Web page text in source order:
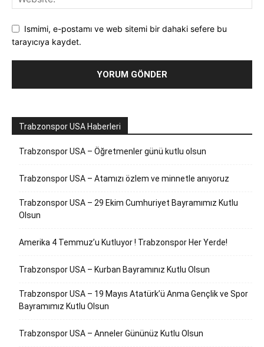
Ismimi, e-postamı ve web sitemi bir dahaki sefere bu
tarayıcıya kaydet.
Trabzonspor USA Haberleri
Trabzonspor USA – Öğretmenler günü kutlu olsun
Trabzonspor USA – Atamızı özlem ve minnetle anıyoruz
Trabzonspor USA – 29 Ekim Cumhuriyet Bayramımız Kutlu
Olsun
Amerika 4 Temmuz’u Kutluyor ! Trabzonspor Her Yerde!
Trabzonspor USA – Kurban Bayramınız Kutlu Olsun
Trabzonspor USA – 19 Mayıs Atatürk’ü Anma Gençlik ve Spor
Bayramımız Kutlu Olsun
Trabzonspor USA – Anneler Gününüz Kutlu Olsun